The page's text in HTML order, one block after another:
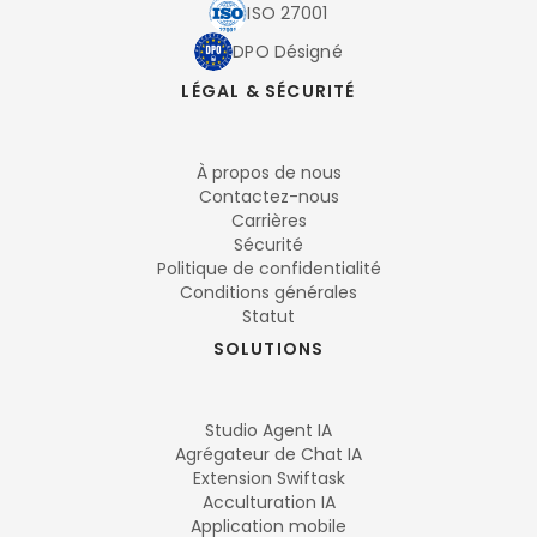
ISO 27001
DPO Désigné
LÉGAL & SÉCURITÉ
À propos de nous
Contactez-nous
Carrières
Sécurité
Politique de confidentialité
Conditions générales
Statut
SOLUTIONS
Studio Agent IA
Agrégateur de Chat IA
Extension Swiftask
Acculturation IA
Application mobile